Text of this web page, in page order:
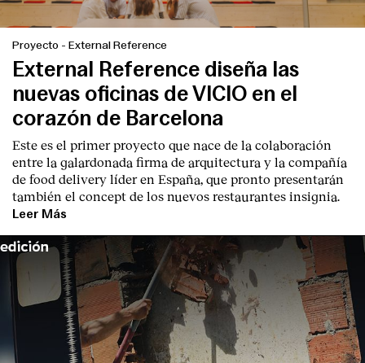
Proyecto - External Reference
External Reference diseña las
nuevas oficinas de VICIO en el
corazón de Barcelona
Este es el primer proyecto que nace de la colaboración
entre la galardonada firma de arquitectura y la compañía
de food delivery líder en España, que pronto presentarán
también el concept de los nuevos restaurantes insignia.
Leer Más